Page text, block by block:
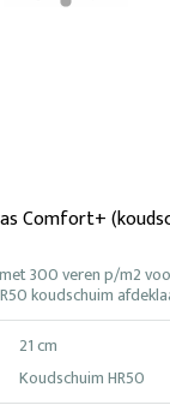
Comfort+
300 veren p/m2
koudschuim
21 cm
Koudschuim HR50